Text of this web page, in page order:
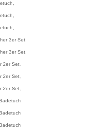
3er Set,
3er Set,
2er Set,
2er Set,
2er Set,